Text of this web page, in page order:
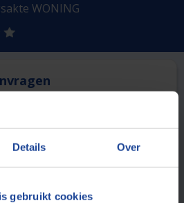
Details Over
gebruikt cookies
WONING
niet de mogelijkheid online
andere notaris in de buurt